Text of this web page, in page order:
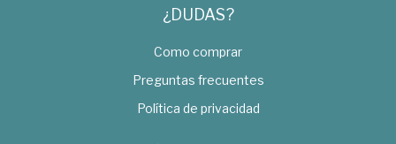
¿DUDAS?
Como comprar
Preguntas frecuentes
Política de privacidad